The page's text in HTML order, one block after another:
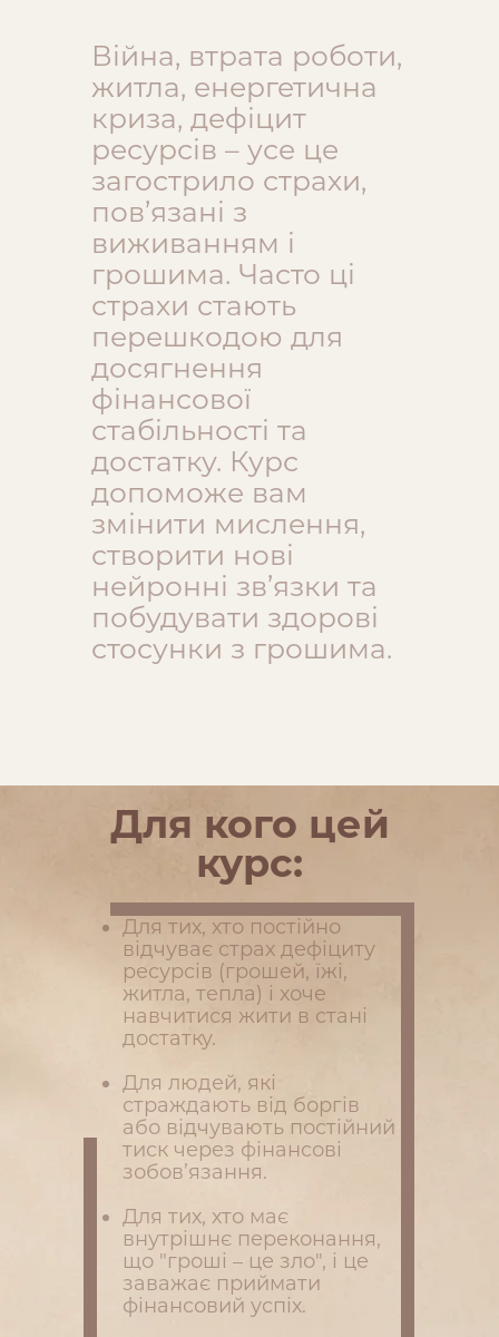
Війна, втрата роботи,
житла, енергетична
криза, дефіцит
ресурсів – усе це
загострило страхи,
пов’язані з
виживанням і
грошима. Часто ці
страхи стають
перешкодою для
досягнення
фінансової
стабільності та
достатку. Курс
допоможе вам
змінити мислення,
створити нові
нейронні зв’язки та
побудувати здорові
стосунки з грошима.
Для кого цей
курс:
Для тих, хто постійно
відчуває страх дефіциту
ресурсів (грошей, їжі,
житла, тепла) і хоче
навчитися жити в стані
достатку.
Для людей, які
страждають від боргів
або відчувають постійний
тиск через фінансові
зобов’язання.
Для тих, хто має
внутрішнє переконання,
що "гроші – це зло", і це
заважає приймати
фінансовий успіх.